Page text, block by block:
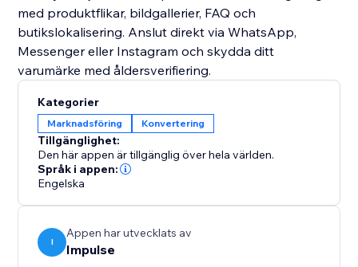
med produktflikar, bildgallerier, FAQ och
butikslokalisering. Anslut direkt via WhatsApp,
Messenger eller Instagram och skydda ditt
varumärke med åldersverifiering.
Kategorier
Marknadsföring Konvertering
Tillgänglighet:
Den här appen är tillgänglig över hela världen.
Språk i appen:
Engelska
I
Appen har utvecklats av
Impulse